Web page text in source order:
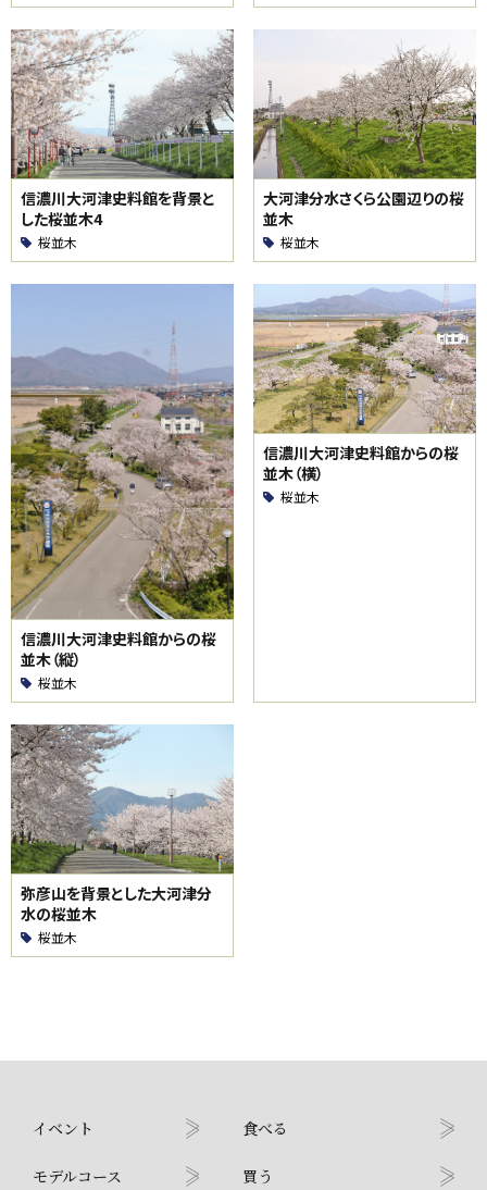
信濃川大河津史料館を背景と
した桜並木4
桜並木
大河津分水さくら公園辺りの桜
並木
桜並木
信濃川大河津史料館からの桜
並木（縦）
桜並木
信濃川大河津史料館からの桜
並木（横）
桜並木
弥彦山を背景とした大河津分
水の桜並木
桜並木
イベント
モデルコース
食べる
買う